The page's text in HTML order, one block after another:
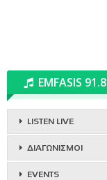
EMFASIS 91.8
LISTEN LIVE
ΔΙΑΓΩΝΙΣΜΟΙ
EVENTS